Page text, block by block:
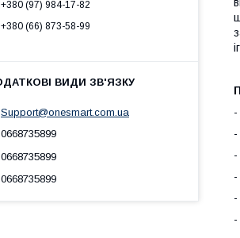
-
-
-
-
-
-
+380 (97) 984-17-82
+380 (66) 873-58-99
Support@onesmart.com.ua
0668735899
0668735899
0668735899